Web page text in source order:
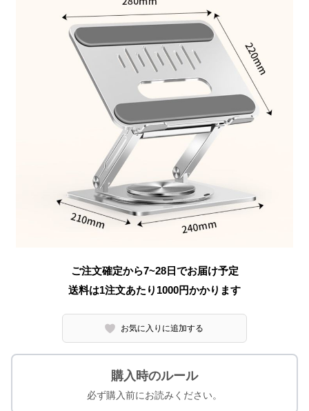
ご注文確定から7~28日でお届け予定
送料は1注文あたり 1000円かかります
お気に入りに追加する
購入時のルール
必ず購入前にお読みください。